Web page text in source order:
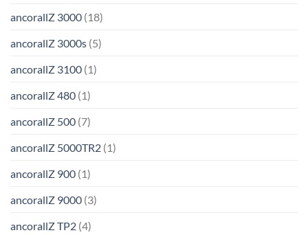
ancorallZ 3000 (18)
ancorallZ 3000s (5)
ancorallZ 3100 (1)
ancorallZ 480 (1)
ancorallZ 500 (7)
ancorallZ 5000TR2 (1)
ancorallZ 900 (1)
ancorallZ 9000 (3)
ancorallZ TP2 (4)